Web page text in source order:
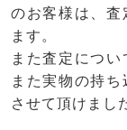
のお客様は、査
ます。
また査定につい
また実物の持
させて頂けまし